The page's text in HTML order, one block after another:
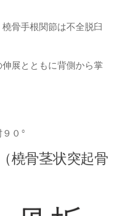
骨手根関節は不全脱臼
展とともに背側から掌
０°
橈骨茎状突起骨